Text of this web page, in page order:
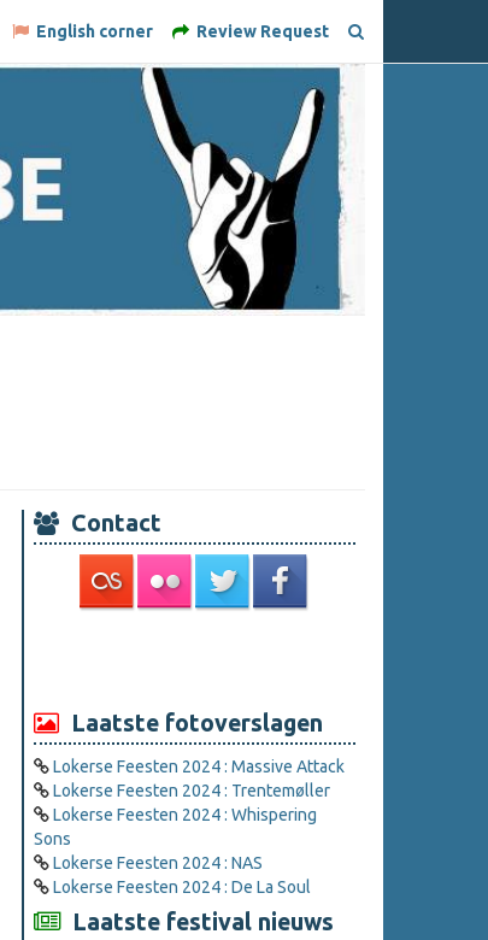
English corner Review Request
Contact
Laatste fotoverslagen
Lokerse Feesten 2024 : Massive Attack
Lokerse Feesten 2024 : Trentemøller
Lokerse Feesten 2024 : Whispering
Sons
Lokerse Feesten 2024 : NAS
Lokerse Feesten 2024 : De La Soul
Laatste festival nieuws